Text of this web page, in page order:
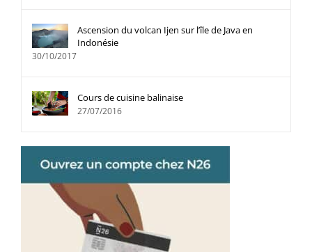
Ascension du volcan Ijen sur l’île de Java en
Indonésie
30/10/2017
Cours de cuisine balinaise
27/07/2016